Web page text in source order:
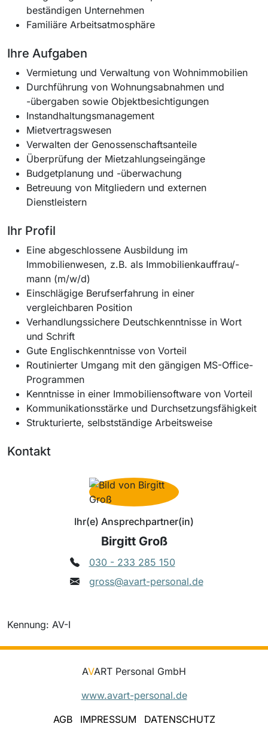
beständigen Unternehmen
Familiäre Arbeitsatmosphäre
Ihre Aufgaben
Vermietung und Verwaltung von Wohnimmobilien
Durchführung von Wohnungsabnahmen und
-übergaben sowie Objektbesichtigungen
Instandhaltungsmanagement
Mietvertragswesen
Verwalten der Genossenschaftsanteile
Überprüfung der Mietzahlungseingänge
Budgetplanung und -überwachung
Betreuung von Mitgliedern und externen
Dienstleistern
Ihr Profil
Eine abgeschlossene Ausbildung im
Immobilienwesen, z.B. als Immobilienkauffrau/-
mann (m/w/d)
Einschlägige Berufserfahrung in einer
vergleichbaren Position
Verhandlungssichere Deutschkenntnisse in Wort
und Schrift
Gute Englischkenntnisse von Vorteil
Routinierter Umgang mit den gängigen MS-Office-
Programmen
Kenntnisse in einer Immobiliensoftware von Vorteil
Kommunikationsstärke und Durchsetzungsfähigkeit
Strukturierte, selbstständige Arbeitsweise
Kontakt
Ihr(e) Ansprechpartner(in)
Birgitt Groß
030 - 233 285 150
gross@avart-personal.de
Kennung: AV-I
AVART Personal GmbH
www.avart-personal.de
AGB
IMPRESSUM DATENSCHUTZ